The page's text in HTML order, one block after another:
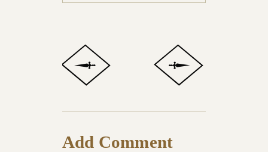
Add Comment